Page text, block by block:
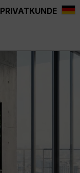
PRIVATKUNDE